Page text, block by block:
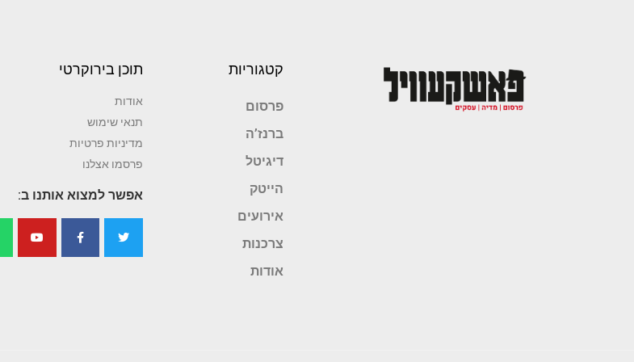
קטגוריות
פרסום
ברנז’ה
דיגיטל
הייטק
אירועים
צרכנות
אודות
תוכן בירוקרטי
אודות
תנאי שימוש
מדיניות פרטיות
פרסמו אצלנו
אפשר למצוא אותנו ב: